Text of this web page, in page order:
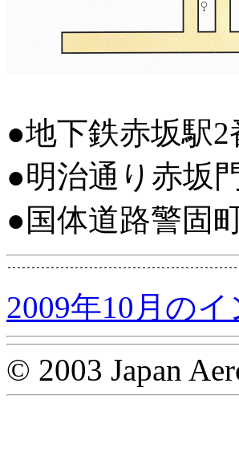
●地下鉄赤坂駅
●明治通り赤坂
●国体道路警固
2009年10月の
© 2003 Japan